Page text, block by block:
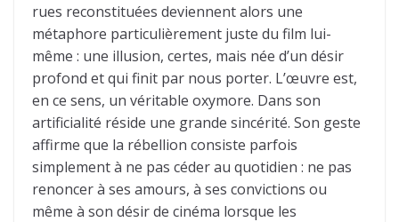
rues reconstituées deviennent alors une
métaphore particulièrement juste du film lui-
même : une illusion, certes, mais née d’un désir
profond et qui finit par nous porter. L’œuvre est,
en ce sens, un véritable oxymore. Dans son
artificialité réside une grande sincérité. Son geste
affirme que la rébellion consiste parfois
simplement à ne pas céder au quotidien : ne pas
renoncer à ses amours, à ses convictions ou
même à son désir de cinéma lorsque les